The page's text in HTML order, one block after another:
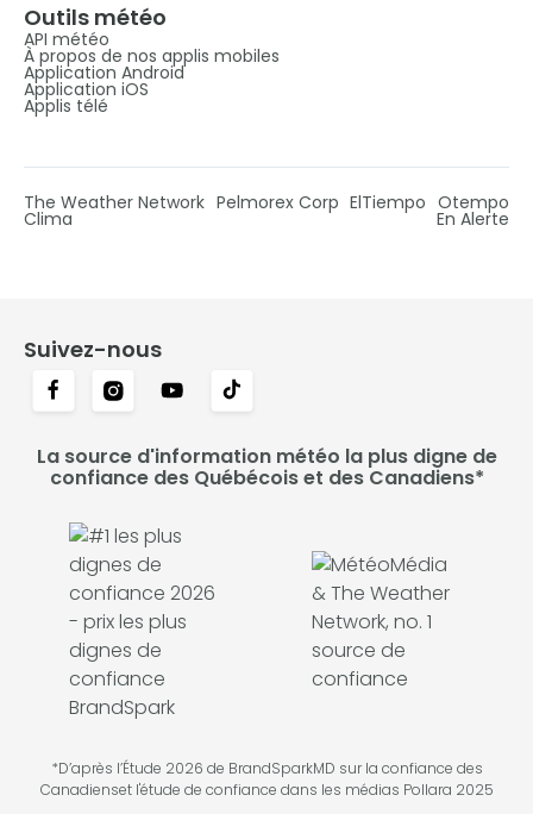
Outils météo
API météo
À propos de nos applis mobiles
Application Android
Application iOS
Applis télé
The Weather Network Pelmorex Corp ElTiempo Otempo
Clima En Alerte
Suivez-nous
La source d'information météo la plus digne de
confiance des Québécois et des Canadiens*
*D’après l’Étude 2026 de BrandSparkMD sur la confiance des
Canadienset l'étude de confiance dans les médias Pollara 2025